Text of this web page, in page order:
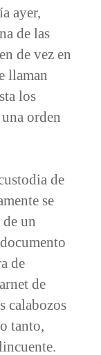
ayer,
de las
de vez en
llaman
los
orden
de
se
un
de
de
calabozos
tanto,